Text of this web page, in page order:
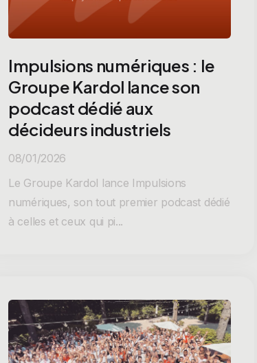
Impulsions numériques : le
Groupe Kardol lance son
podcast dédié aux
décideurs industriels
08/01/2026
Le Groupe Kardol lance Impulsions
numériques, son tout premier podcast dédié
à celles et ceux qui pi...